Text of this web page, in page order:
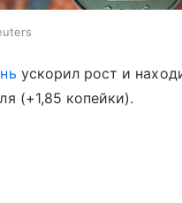
ускорил рост и
(+1,85 копейки).